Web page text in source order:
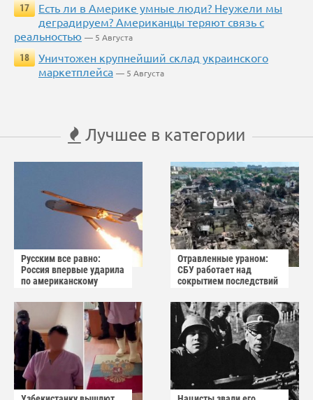
17
Есть ли в Америке умные люди? Неужели мы
деградируем? Американцы теряют связь с
реальностью — 5 Августа
18
Уничтожен крупнейший склад украинского
маркетплейса — 5 Августа
Лучшее в категории
Русским все равно:
Россия впервые ударила
по американскому
Отравленные ураном:
СБУ работает над
сокрытием последствий